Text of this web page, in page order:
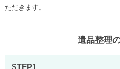
ただきます。
遺品整理
STEP1